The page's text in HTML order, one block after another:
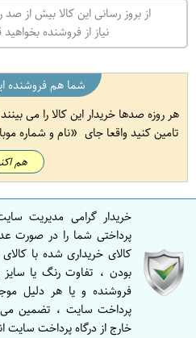
از بروز رسانی این کالا بیش
نیاز از فروشنده
شما هم فروشنده
هر روزه صدها خریدار این کالا را می
تامین کنید واقعا جای
نام و شماره
هم
خریدار گرامی مدیریت
پرداختی شما را در صورت
کالای خریداری شده با
بودن ، تفاوت رنگ یا
فروشنده و یا هر دلیل
پرداخت سایت ، تضمین می
خارج از درگاه پرداخت سایت